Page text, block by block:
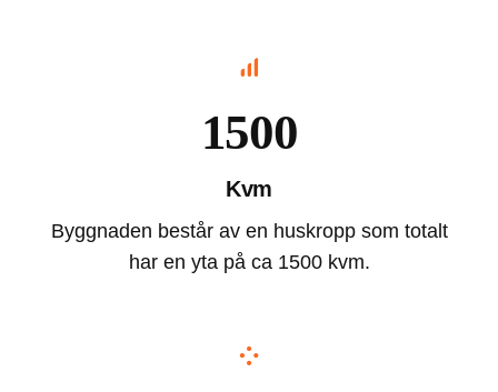
1500
Kvm
Byggnaden består av en huskropp som totalt
har en yta på ca 1500 kvm.